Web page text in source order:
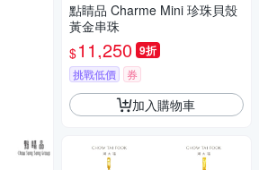
點睛品 Charme Mini 珍珠貝殼
黃金串珠
$11,250 9折
挑戰低價 券
加入購物車